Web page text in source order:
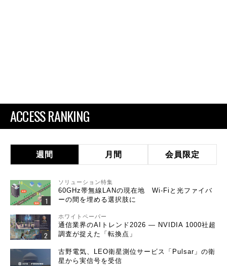
ACCESS RANKING
週間 月間 会員限定
ソリューション特集
60GHz帯無線LANの現在地 Wi-Fiと光ファイバ
ーの間を埋める選択肢に
ホワイトペーパー
通信業界のAIトレンド2026 ― NVIDIA 1000社超
調査が捉えた「転換点」
古野電気、LEO衛星測位サービス「Pulsar」の衛
星から実信号を受信